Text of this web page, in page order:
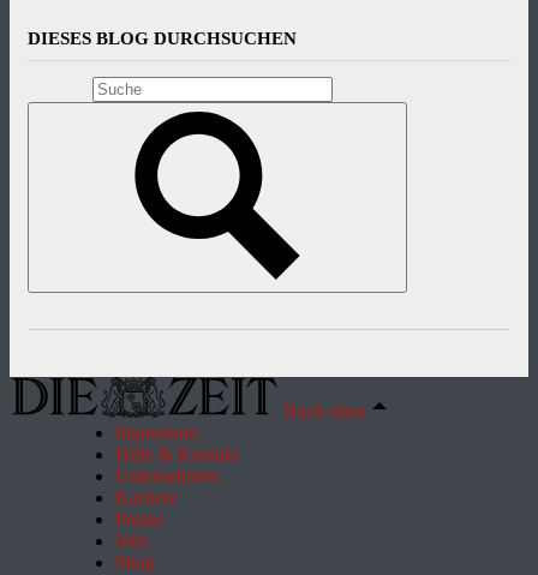
DIESES BLOG DURCHSUCHEN
Nach oben
Impressum
Hilfe & Kontakt
Unternehmen
Karriere
Presse
Jobs
Shop